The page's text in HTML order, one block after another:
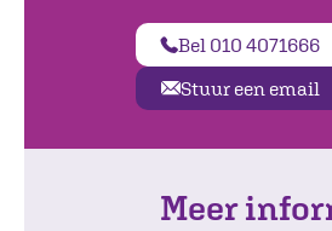
Bel 010 4071666
Stuur een email
Meer